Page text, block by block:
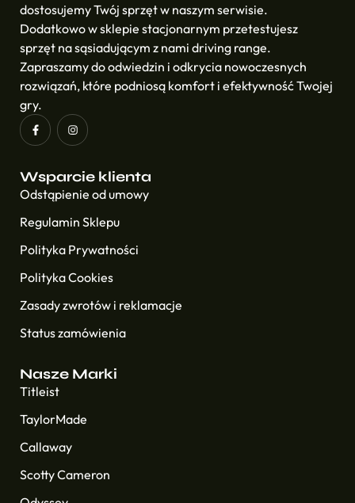
dostosujemy Twój sprzęt w naszym serwisie.
Dodatkowo w sklepie stacjonarnym przetestujesz
sprzęt na sąsiadującym z nami driving range.
Zapraszamy do odwiedzin i odkrycia nowoczesnych
rozwiązań, które podniosą komfort i efektywność Twojej
gry.
Wsparcie klienta
Odstąpienie od umowy
Regulamin Sklepu
Polityka Prywatności
Polityka Cookies
Zasady zwrotów i reklamacje
Status zamówienia
Nasze Marki
Titleist
TaylorMade
Callaway
Scotty Cameron